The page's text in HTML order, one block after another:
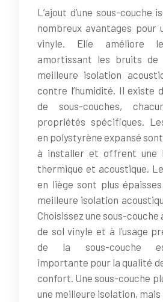
L’ajout d’une sous-couche
nombreux avantages pour
vinyle. Elle améliore
amortissant les bruits
meilleure isolation
contre l’humidité. Il existe
de sous-couches,
propriétés spécifiques.
en polystyrène expansé
à installer et offrent une
thermique et acoustique.
en liège sont plus
meilleure isolation
Choisissez une sous-
de sol vinyle et à l’usage
de la sous-couche
importante pour la qualité
confort. Une sous-couche
une meilleure isolation,